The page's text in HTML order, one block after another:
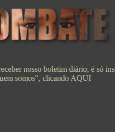
nosso boletim diário, é só
somos", clicando AQUI